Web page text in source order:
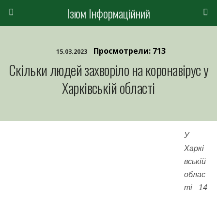
Ізюм Інформаційний
15.03.2023 Просмотрели: 713
Скільки людей захворіло на коронавірус у
Харківській області
У
Харкі
вській
облас
ті 14